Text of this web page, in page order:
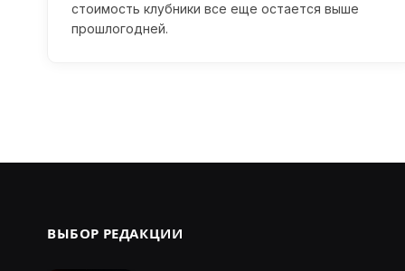
стоимость клубники все еще остается выше
прошлогодней.
ВЫБОР РЕДАКЦИИ